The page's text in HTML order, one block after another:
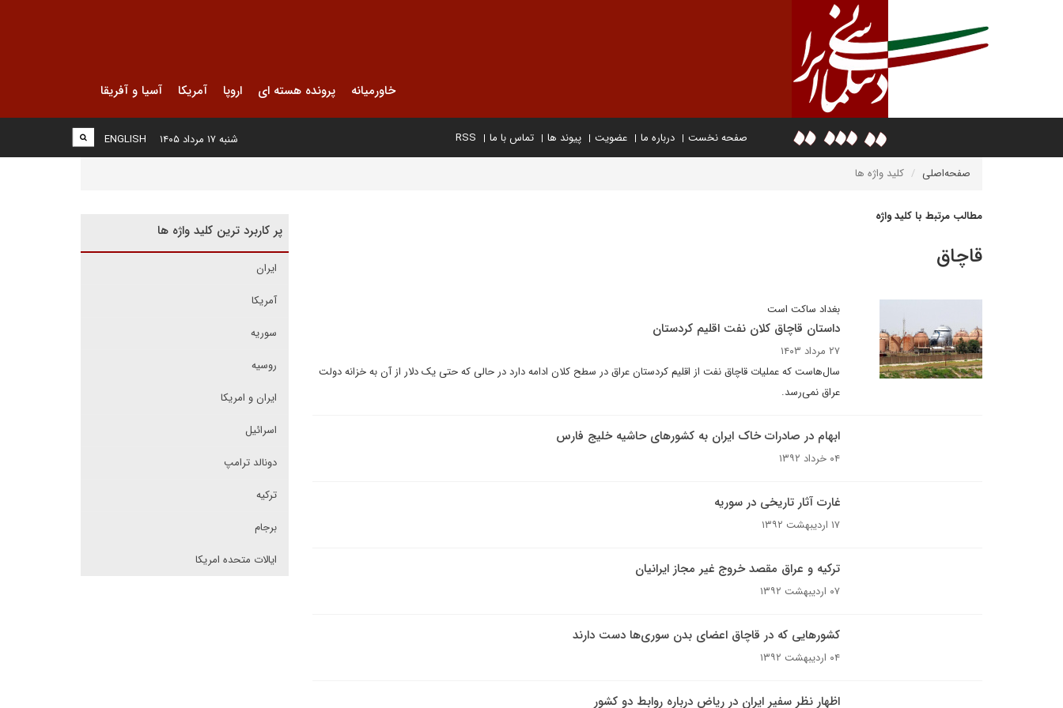
خاورمیانه پرونده هسته ای اروپا آمریکا آسیا و آفریقا
صفحه نخست درباره ما عضویت پیوند ها تماس با ما RSS
ENGLISH شنبه ۱۷ مرداد ۱۴۰۵
صفحه‌اصلی کلید واژه ها
مطالب مرتبط با کلید واژه
قاچاق
بغداد ساکت است
داستان قاچاق کلان نفت اقلیم کردستان
۲۷ مرداد ۱۴۰۳
سال‌هاست که عملیات قاچاق نفت از اقلیم کردستان عراق در سطح کلان ادامه دارد در حالی که حتی یک دلار از آن به خزانه دولت
عراق نمی‌رسد.
ابهام در صادرات خاک ایران به کشور‌های حاشیه خلیج فارس
۰۴ خرداد ۱۳۹۲
غارت آثار تاریخی در سوریه
۱۷ اردیبهشت ۱۳۹۲
ترکیه و عراق مقصد خروج غیر مجاز ایرانیان
۰۷ اردیبهشت ۱۳۹۲
کشورهایی که در قاچاق اعضای بدن سوری‌ها دست دارند
۰۴ اردیبهشت ۱۳۹۲
اظهار نظر سفیر ایران در ریاض درباره روابط دو کشور
پر کاربرد ترین کلید واژه ها
ایران
آمریکا
سوریه
روسیه
ایران و امریکا
اسرائیل
دونالد ترامپ
ترکیه
برجام
ایالات متحده امریکا